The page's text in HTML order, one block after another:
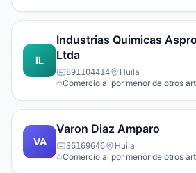
IL
Industrias Quimicas
Ltda
891104414
Huila
Comercio al por menor de otros
VA
Varon Diaz Amparo
36169646
Huila
Comercio al por menor de otros